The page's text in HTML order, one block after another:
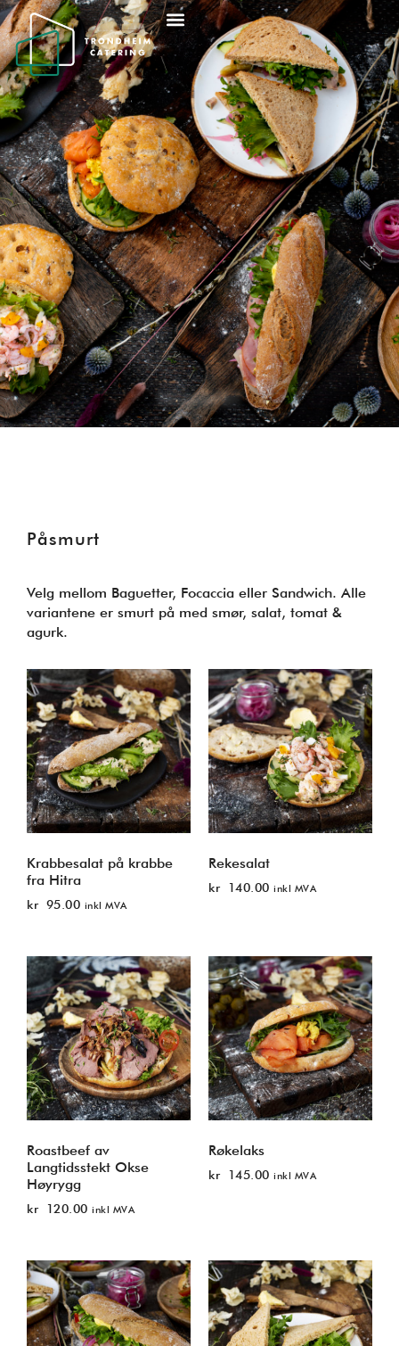
PÅSMURT
Påsmurt
Velg mellom Baguetter, Focaccia eller Sandwich. Alle
variantene er smurt på med smør, salat, tomat &
agurk.
Krabbesalat på krabbe
fra Hitra
kr95.00 inkl MVA
Rekesalat
kr140.00 inkl MVA
Roastbeef av
Langtidsstekt Okse
Høyrygg
kr120.00 inkl MVA
Røkelaks
kr145.00 inkl MVA